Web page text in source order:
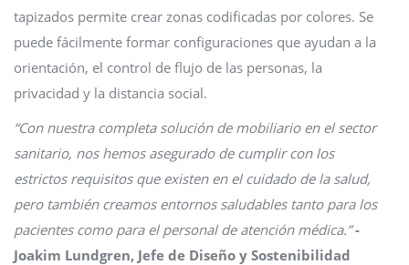
tapizados permite crear zonas codificadas por colores. Se
puede fácilmente formar configuraciones que ayudan a la
orientación, el control de flujo de las personas, la
privacidad y la distancia social.
“Con nuestra completa solución de mobiliario en el sector
sanitario, nos hemos asegurado de cumplir con los
estrictos requisitos que existen en el cuidado de la salud,
pero también creamos entornos saludables tanto para los
pacientes como para el personal de atención médica.” -
Joakim Lundgren, Jefe de Diseño y Sostenibilidad